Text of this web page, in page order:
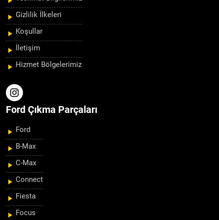
Gizlilik İlkeleri
Koşullar
İletişim
Hizmet Bölgelerimiz
Ford Çıkma Parçaları
Ford
B-Max
C-Max
Connect
Fiesta
Focus